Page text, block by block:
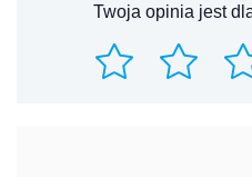
Twoja opinia jest